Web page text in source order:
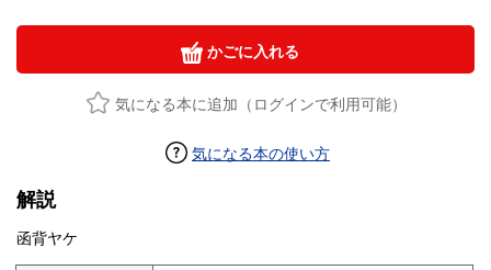
かごに入れる
気になる本に追加（ログインで利用可能）
気になる本の使い方
解説
函背ヤケ